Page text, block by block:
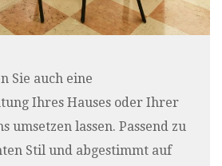
Sie auch eine
Ihres Hauses oder Ihrer
umsetzen lassen. Passend zu
Stil und abgestimmt auf